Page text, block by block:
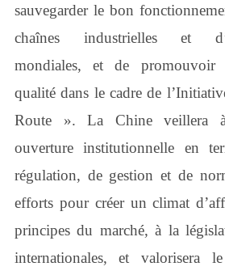
sauvegarder le bon
chaînes industrielles et
mondiales, et de promouvoir
qualité dans le cadre de
Route ». La Chine veillera
ouverture institutionnelle en
régulation, de gestion et de
efforts pour créer un climat
principes du marché, à la
internationales, et valorisera